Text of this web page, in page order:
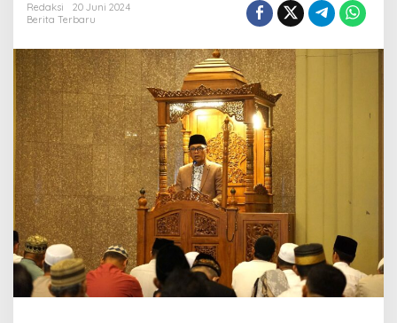
Redaksi
20 Juni 2024
Berita Terbaru